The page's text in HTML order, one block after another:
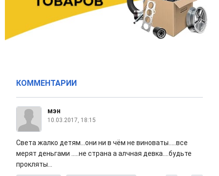
КОММЕНТАРИИ
мэн
10.03.2017, 18:15
Света жалко детям...они ни в чём не виноваты.....все
мерят деньгами .....не страна а алчная девка....будьте
прокляты...